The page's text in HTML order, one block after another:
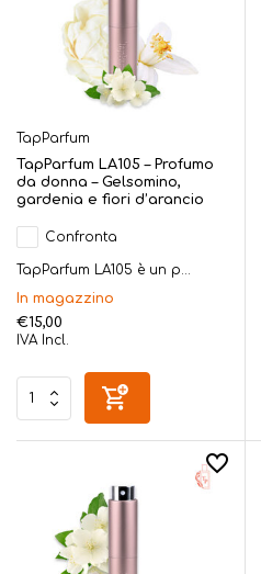
TapParfum
TapParfum LA105 – Profumo
da donna – Gelsomino,
gardenia e fiori d’arancio
Confronta
TapParfum LA105 è un p...
In magazzino
€15,00
IVA Incl.